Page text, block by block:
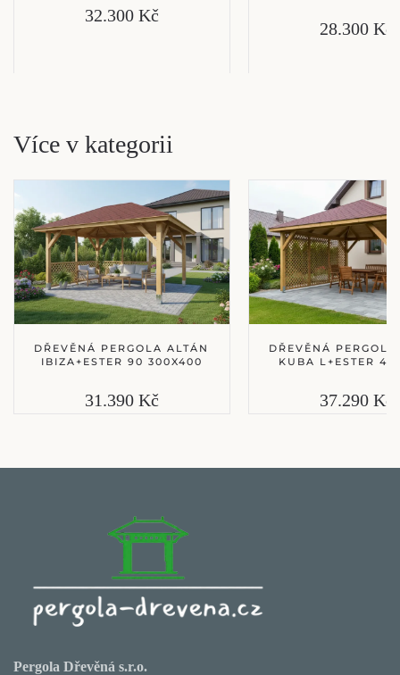
32.300 Kč
28.300 Kč
Více v kategorii
DŘEVĚNÁ PERGOLA ALTÁN
IBIZA+ESTER 90 300X400
31.390 Kč
DŘEVĚNÁ
KUBA L+ESTER
37.290 Kč
Pergola Dřevěná s.r.o.